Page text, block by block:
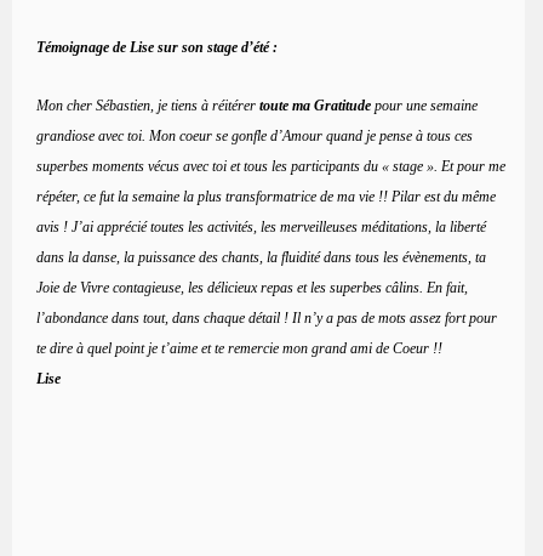
Témoignage de Lise sur son stage d’été :
Mon cher Sébastien, je tiens à réitérer toute ma Gratitude pour une semaine
grandiose avec toi. Mon coeur se gonfle d’Amour quand je pense à tous ces
superbes moments vécus avec toi et tous les participants du « stage ». Et pour me
répéter, ce fut la semaine la plus transformatrice de ma vie !! Pilar est du même
avis ! J’ai apprécié toutes les activités, les merveilleuses méditations, la liberté
dans la danse, la puissance des chants, la fluidité dans tous les évènements, ta
Joie de Vivre contagieuse, les délicieux repas et les superbes câlins. En fait,
l’abondance dans tout, dans chaque détail ! Il n’y a pas de mots assez fort pour
te dire à quel point je t’aime et te remercie mon grand ami de Coeur !!
Lise